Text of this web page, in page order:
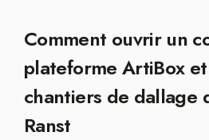
Comment ouvrir un
plateforme ArtiBox
chantiers de dallage
Ranst